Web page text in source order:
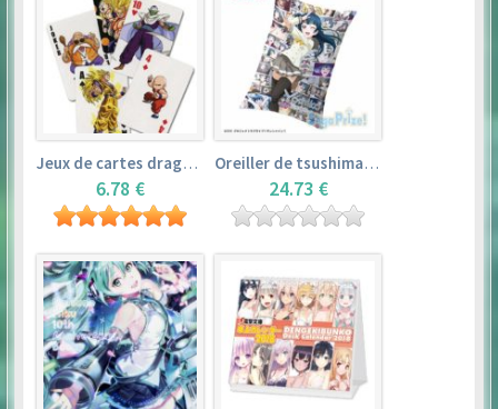
Jeux de cartes dragon ball
6.78 €
Oreiller de tsushima yoshiko (35cm×53cm) – love live! sunshine!!
24.73 €